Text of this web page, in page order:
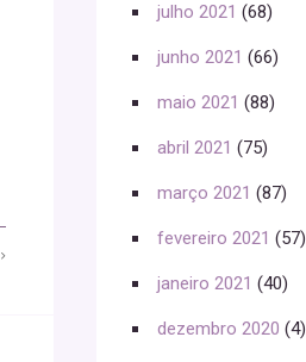
julho 2021 (68)
junho 2021 (66)
maio 2021 (88)
abril 2021 (75)
março 2021 (87)
fevereiro 2021 (57)
janeiro 2021 (40)
dezembro 2020 (4)